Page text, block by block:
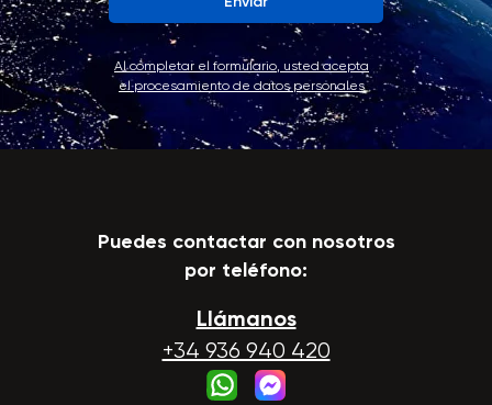
Al completar el formulario, usted acepta
el procesamiento de datos personales
Llámanos
+34 936 940 420
Puedes contactar con nosotros
por teléfono: